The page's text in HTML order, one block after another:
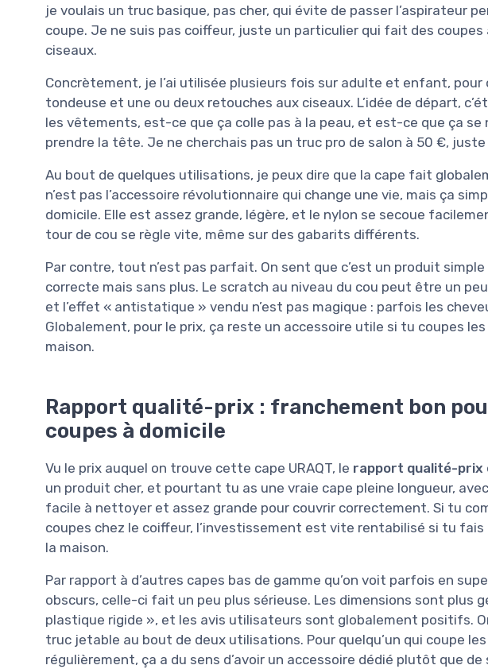
je voulais un truc basique, pas cher, qui évite de passer l’aspirateur
coupe. Je ne suis pas coiffeur, juste un particulier qui fait des
ciseaux.
Concrètement, je l’ai utilisée plusieurs fois sur adulte et enfant, pour
tondeuse et une ou deux retouches aux ciseaux. L’idée de départ,
les vêtements, est-ce que ça colle pas à la peau, et est-ce que ça
prendre la tête. Je ne cherchais pas un truc pro de salon à 50 €,
Au bout de quelques utilisations, je peux dire que la cape fait
n’est pas l’accessoire révolutionnaire qui change une vie, mais ça
domicile. Elle est assez grande, légère, et le nylon se secoue
tour de cou se règle vite, même sur des gabarits différents.
Par contre, tout n’est pas parfait. On sent que c’est un produit
correcte mais sans plus. Le scratch au niveau du cou peut être un
et l’effet « antistatique » vendu n’est pas magique : parfois les
Globalement, pour le prix, ça reste un accessoire utile si tu coupes
maison.
Rapport qualité-prix : franchement bon
coupes à domicile
Vu le prix auquel on trouve cette cape URAQT, le rapport qualité-prix
un produit cher, et pourtant tu as une vraie cape pleine longueur,
facile à nettoyer et assez grande pour couvrir correctement. Si tu
coupes chez le coiffeur, l’investissement est vite rentabilisé si tu
la maison.
Par rapport à d’autres capes bas de gamme qu’on voit parfois en
obscurs, celle-ci fait un peu plus sérieuse. Les dimensions sont plus
plastique rigide », et les avis utilisateurs sont globalement positifs.
truc jetable au bout de deux utilisations. Pour quelqu’un qui coupe
régulièrement, ça a du sens d’avoir un accessoire dédié plutôt que